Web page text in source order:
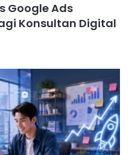
Google Ads
Konsultan Digital